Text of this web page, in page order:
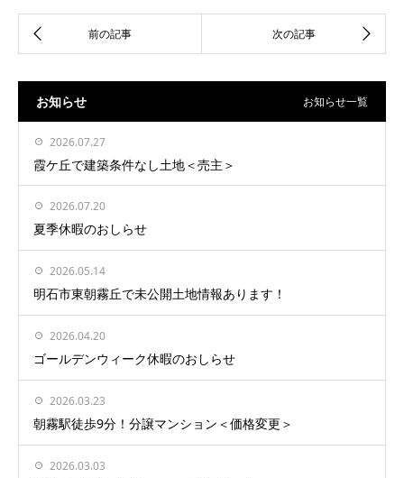
お知らせ お知らせ一覧
2026.07.27
霞ケ丘で建築条件なし土地＜売主＞
2026.07.20
夏季休暇のおしらせ
2026.05.14
明石市東朝霧丘で未公開土地情報あります！
2026.04.20
ゴールデンウィーク休暇のおしらせ
2026.03.23
朝霧駅徒歩9分！分譲マンション＜価格変更＞
2026.03.03